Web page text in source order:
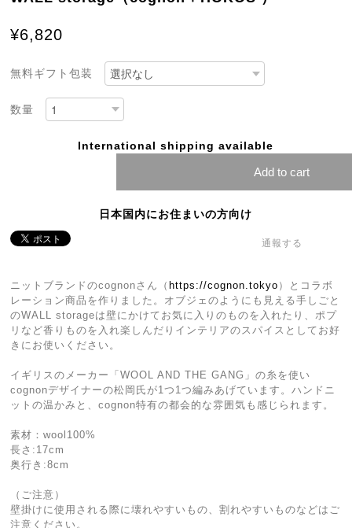
¥6,820
無料ギフト包装
数量
International shipping available
Add to cart
日本国内にお住まいの方向け
通報する
ニットブランドのcognonさん（ https://cognon.tokyo ）とコラボ
レーション商品を作りました。オブジェのようにも見える手しごと
のWALL storageは壁にかけてお気に入りのものを入れたり、ポプ
リなど香りものを入れ楽しんだりインテリアのスパイスとしてお好
きにお使いください。
イギリスのメーカー「WOOL AND THE GANG」の糸を使い
cognonデザイナーの松岡氏が1つ1つ編みあげています。ハンドニ
ットの温かみと、cognon特有の都会的な雰囲気も感じられます。
素材：wool100%
長さ:17cm
奥行き:8cm
（ご注意）
壁掛けに使用される際に壊れやすいもの、割れやすいものなどはご
注意ください。